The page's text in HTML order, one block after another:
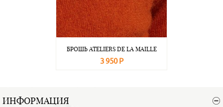
БРОШЬ ATELIERS DE LA MAILLE
3 950 Р
ИНФОРМАЦИЯ